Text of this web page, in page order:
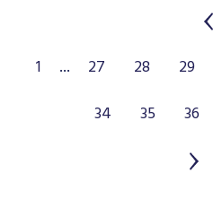
1 ... 27 28 29
34
35 36